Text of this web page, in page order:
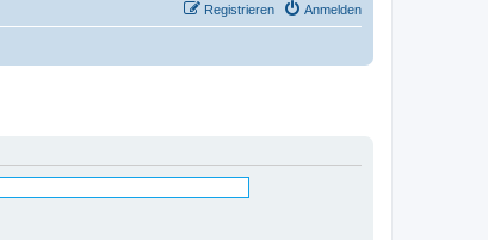
Anmelden
Registrieren